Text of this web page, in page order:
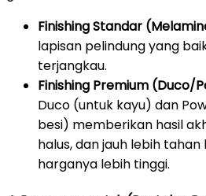
Finishing Standar
lapisan pelindung yang
terjangkau.
Finishing Premium (Duco/
Duco (untuk kayu) dan
besi) memberikan hasil
halus, dan jauh lebih tahan
harganya lebih tinggi.